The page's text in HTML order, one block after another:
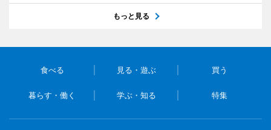
もっと見る
食べる 見る・遊ぶ 買う
暮らす・働く 学ぶ・知る 特集